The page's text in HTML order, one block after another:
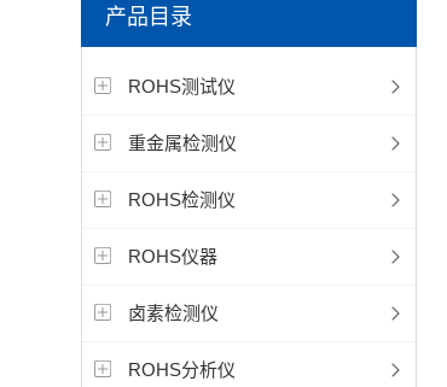
测仪，色谱仪，光谱仪
产品目录
ROHS测试仪
重金属检测仪
ROHS检测仪
ROHS仪器
卤素检测仪
ROHS分析仪